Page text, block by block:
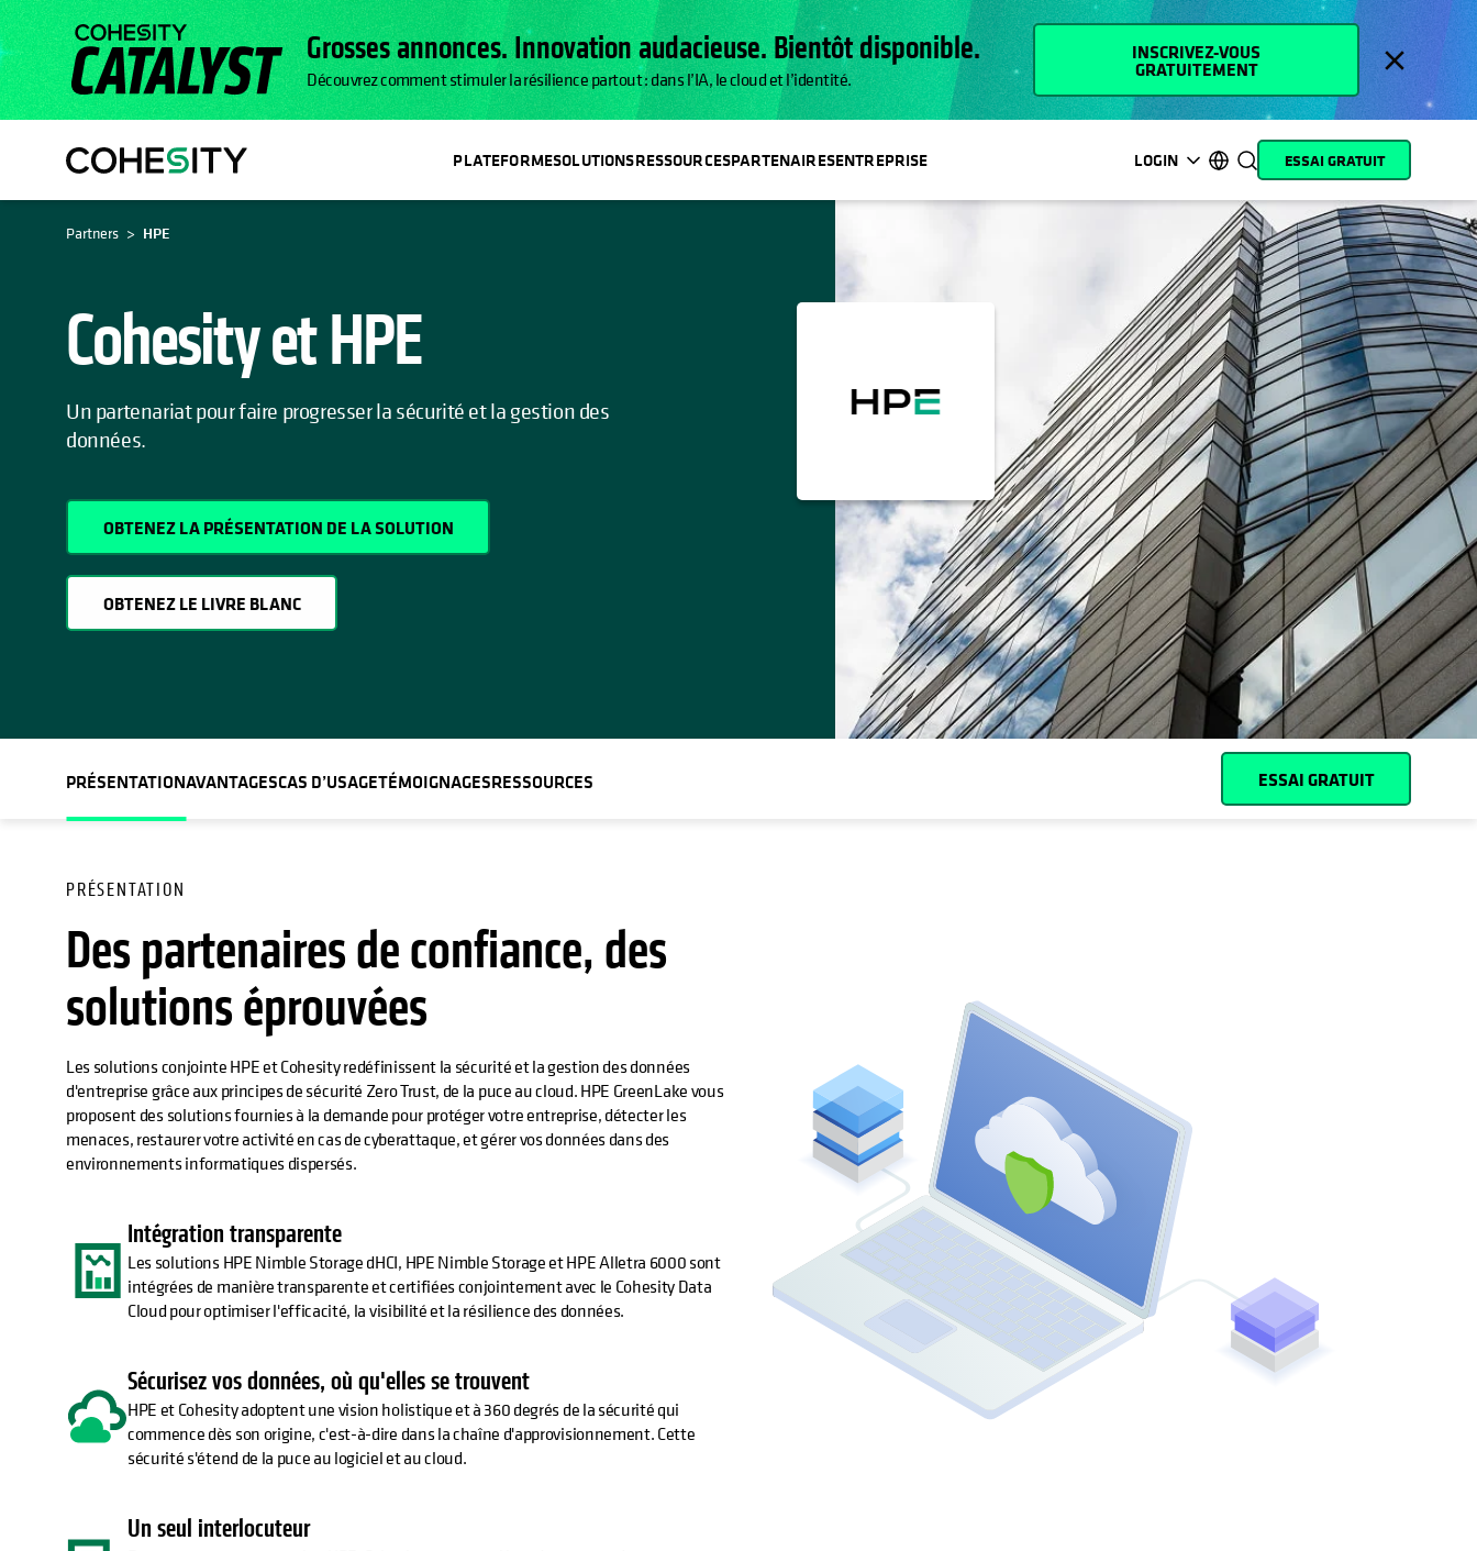
Grosses annonces. Innovation audacieuse. Bientôt disponible.
Découvrez comment stimuler la résilience partout : dans l’IA, le cloud et l’identité.
INSCRIVEZ-VOUS
GRATUITEMENT
PLATEFORMESOLUTIONSRESSOURCESPARTENAIRESENTREPRISE LOGIN
s’ouvre dans un nouvel onglet
s’ouvre dans un nouvel onglet
Alta
s’ouvre dans un nouvel onglet
Assistance
s’ouvre dans un nouvel onglet
Documentation
produit
s’ouvre dans un nouvel onglet
Academy
s’ouvre dans un nouvel onglet
Cohesity
Community
s’ouvre dans un nouvel onglet
Partenaires
s’ouvre dans un nouvel onglet
Français
English (U.S.)
Deutsch (Germany)
日本語 (Japan)
Português (Brazil)
한국어 (South Korea)
Español (Spain)
ESSAI GRATUIT
Partners HPE
Cohesity et HPE
Un partenariat pour faire progresser la sécurité et la gestion des
données.
OBTENEZ LA PRÉSENTATION DE LA SOLUTION
OBTENEZ LE LIVRE BLANC
PRÉSENTATIONAVANTAGESCAS D’USAGETÉMOIGNAGESRESSOURCES ESSAI GRATUIT
PRÉSENTATION
Des partenaires de confiance, des
solutions éprouvées
Les solutions conjointe HPE et Cohesity redéfinissent la sécurité et la gestion des données
d'entreprise grâce aux principes de sécurité Zero Trust, de la puce au cloud. HPE GreenLake vous
proposent des solutions fournies à la demande pour protéger votre entreprise, détecter les
menaces, restaurer votre activité en cas de cyberattaque, et gérer vos données dans des
environnements informatiques dispersés.
Intégration transparente
Les solutions HPE Nimble Storage dHCI, HPE Nimble Storage et HPE Alletra 6000 sont
intégrées de manière transparente et certifiées conjointement avec le Cohesity Data
Cloud pour optimiser l'efficacité, la visibilité et la résilience des données.
Sécurisez vos données, où qu'elles se trouvent
HPE et Cohesity adoptent une vision holistique et à 360 degrés de la sécurité qui
commence dès son origine, c'est-à-dire dans la chaîne d'approvisionnement. Cette
sécurité s'étend de la puce au logiciel et au cloud.
Un seul interlocuteur